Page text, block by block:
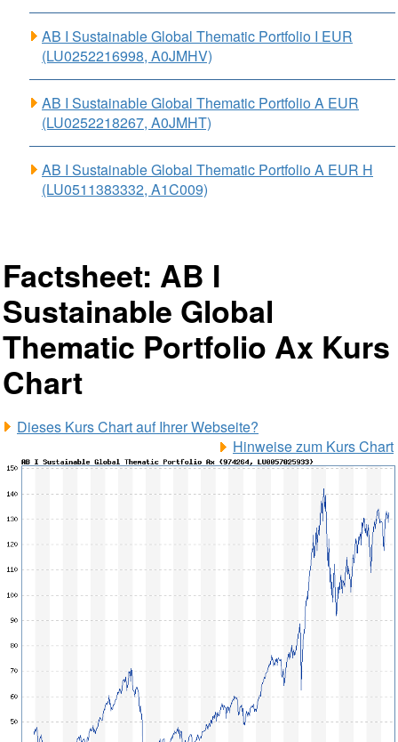
AB I Sustainable Global Thematic Portfolio I EUR
(LU0252216998, A0JMHV)
AB I Sustainable Global Thematic Portfolio A EUR
(LU0252218267, A0JMHT)
AB I Sustainable Global Thematic Portfolio A EUR H
(LU0511383332, A1C009)
Factsheet: AB I
Sustainable Global
Thematic Portfolio Ax Kurs
Chart
Dieses Kurs Chart auf Ihrer Webseite?
Hinweise zum Kurs Chart